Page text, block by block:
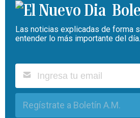
Las noticias explicadas de forma
entender lo más importante del día.
Regístrate a Boletín A.M.